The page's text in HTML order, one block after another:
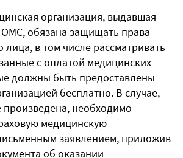
организация, выдавшая
обязана защищать права
лица, в том числе рассматривать
с оплатой медицинских
должны быть предоставлены
бесплатно. В случае,
произведена, необходимо
медицинскую
заявлением, приложив
об оказании